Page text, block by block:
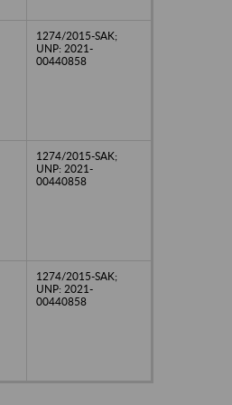
1274/2015-SAK;
UNP: 2021-
00440858
1274/2015-SAK;
UNP: 2021-
00440858
1274/2015-SAK;
UNP: 2021-
00440858